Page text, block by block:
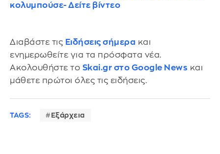
κολυμπούσε- Δείτε βίντεο
Διαβάστε τις Ειδήσεις σήμερα και
ενημερωθείτε για τα πρόσφατα νέα.
Ακολουθήστε το Skai.gr στο Google News και
μάθετε πρώτοι όλες τις ειδήσεις.
TAGS: Εξάρχεια